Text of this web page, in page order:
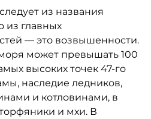
из названия
из главных
— это возвышенности.
может превышать 100
высоких точек 47-го
наследие ледников,
и котловинами, в
и мхи. В